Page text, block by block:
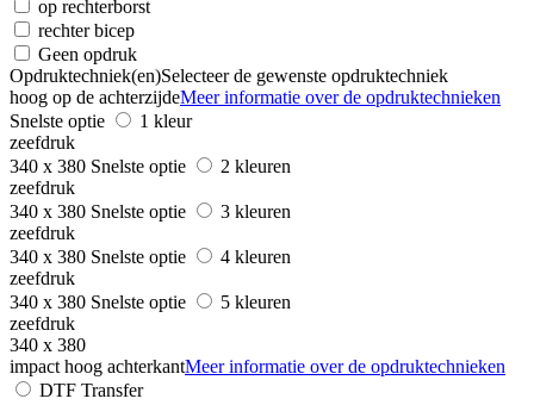
op rechterborst
rechter bicep
Geen opdruk
Opdruktechniek(en)Selecteer de gewenste opdruktechniek
hoog op de achterzijdeMeer informatie over de opdruktechnieken
Snelste optie
1 kleur
zeefdruk
340 x 380 Snelste optie
2 kleuren
zeefdruk
340 x 380 Snelste optie
3 kleuren
zeefdruk
340 x 380 Snelste optie
4 kleuren
zeefdruk
340 x 380 Snelste optie
5 kleuren
zeefdruk
340 x 380
impact hoog achterkantMeer informatie over de opdruktechnieken
DTF Transfer